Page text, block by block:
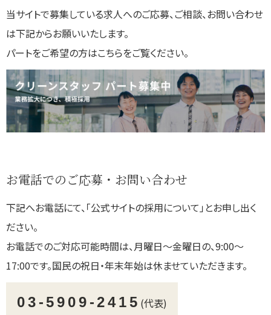
当サイトで募集している求人へのご応募、ご相談、お問い合わせ
は下記からお願いいたします。
パートをご希望の方はこちらをご覧ください。
お電話でのご応募・お問い合わせ
下記へお電話にて、「公式サイトの採用について」とお申し出く
ださい。
お電話でのご対応可能時間は、月曜日～金曜日の、9:00～
17:00です。国民の祝日・年末年始は休ませていただきます。
03-5909-2415 (代表)